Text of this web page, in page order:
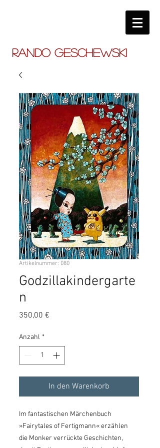
RANDO GESCHEWSKI
Artikelnummer: 080
Godzillakindergarte
n
350,00 €
Anzahl *
In den Warenkorb
Im fantastischen Märchenbuch
»Fairytales of Fertigmann« erzählen
die Monker verrückte Geschichten,